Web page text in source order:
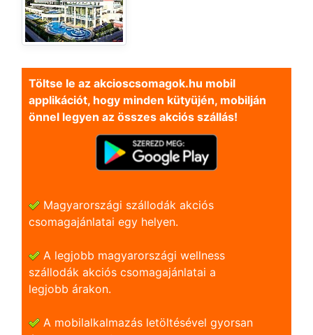
Töltse le az akcioscsomagok.hu mobil
applikációt, hogy minden kütyüjén, mobilján
önnel legyen az összes akciós szállás!
Magyarországi szállodák akciós
csomagajánlatai egy helyen.
A legjobb magyarországi wellness
szállodák akciós csomagajánlatai a
legjobb árakon.
A mobilalkalmazás letöltésével gyorsan